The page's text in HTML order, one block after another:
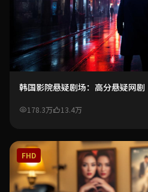
韩国影院悬疑剧场：高分悬疑网
178.3万 13.4万
FHD